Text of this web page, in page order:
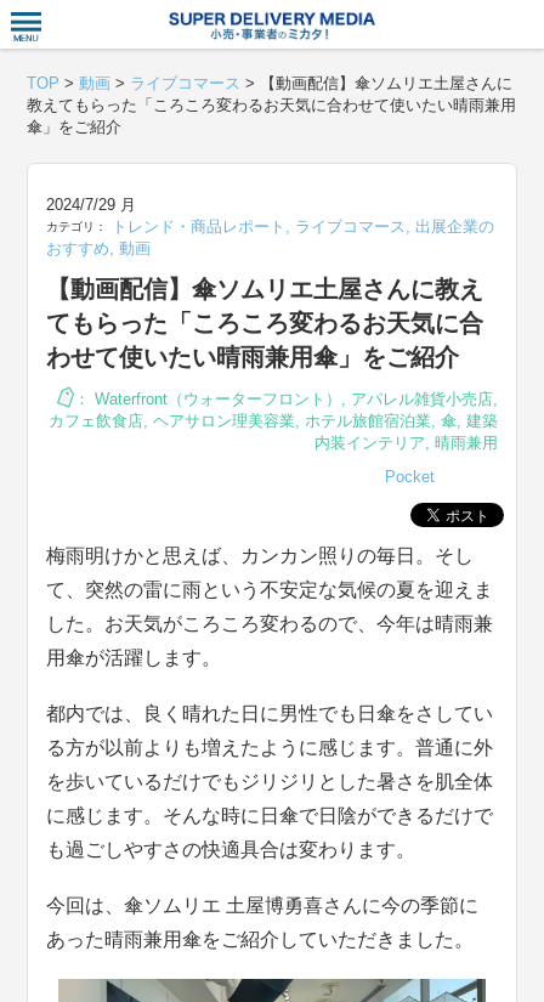
TOP >動画 > ライブコマース >
【動画配信】傘ソムリエ土屋さんに
教えてもらった「ころころ変わるお天気に合わせて使いたい晴雨兼用
傘」をご紹介
2024/7/29 月
カテゴリ： トレンド・商品レポート , ライブコマース, 出展企業の
おすすめ,動画
【動画配信】傘ソムリエ土屋さんに教え
てもらった「ころころ変わるお天気に合
わせて使いたい晴雨兼用傘」をご紹介
： Waterfront（ウォーターフロント） , アパレル雑貨小売店,
カフェ飲食店, ヘアサロン理美容業, ホテル旅館宿泊業, 傘, 建築
内装インテリア, 晴雨兼用
Pocket
梅雨明けかと思えば、カンカン照りの毎日。そし
て、突然の雷に雨という不安定な気候の夏を迎えま
した。お天気がころころ変わるので、今年は晴雨兼
用傘が活躍します。
都内では、良く晴れた日に男性でも日傘をさしてい
る方が以前よりも増えたように感じます。普通に外
を歩いているだけでもジリジリとした暑さを肌全体
に感じます。そんな時に日傘で日陰ができるだけで
も過ごしやすさの快適具合は変わります。
今回は、傘ソムリエ 土屋博勇喜さんに今の季節に
あった晴雨兼用傘をご紹介していただきました。